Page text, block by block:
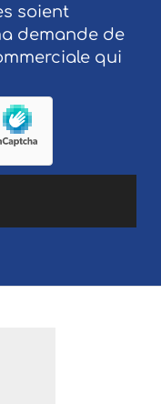
soient
demande de
qui